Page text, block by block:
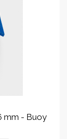
mm - Buoy